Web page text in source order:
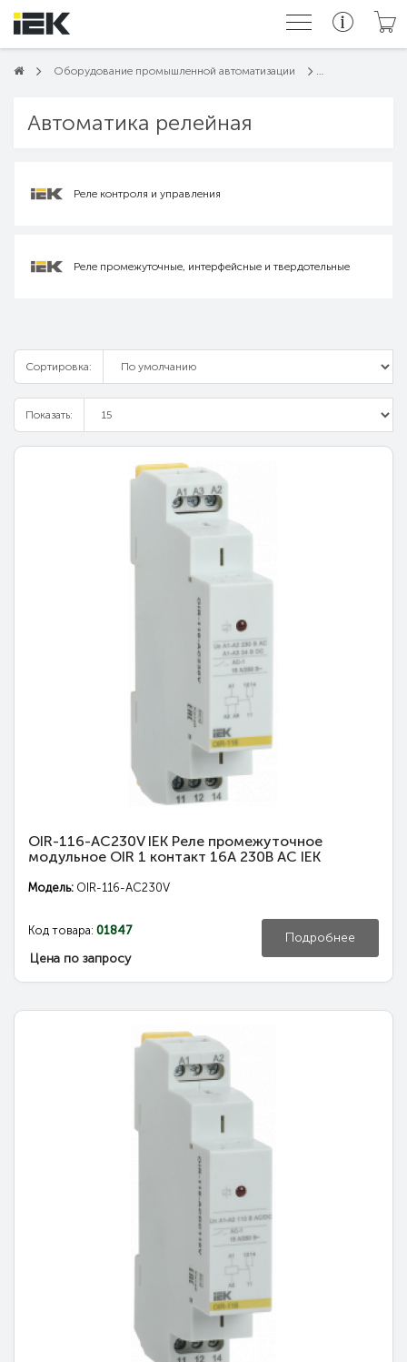
Оборудование промышленной автоматизации
Автоматика релейная
Реле контроля и управления
Реле промежуточные, интерфейсные и твердотельные
Сортировка:
Показать:
OIR-116-AC230V IEK Реле промежуточное
модульное OIR 1 контакт 16А 230В AC IEK
Модель: OIR-116-AC230V
Код товара: 01847
Цена по запросу
Подробнее